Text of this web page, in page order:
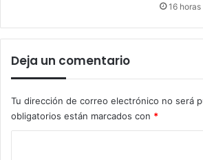
16
Deja un comentario
Tu dirección de correo electrónico no será
obligatorios están marcados con *